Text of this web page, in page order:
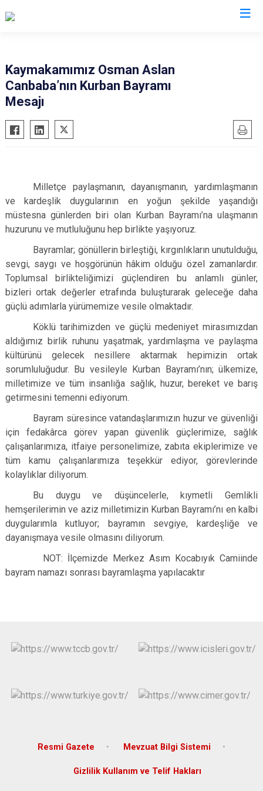
Büyükorhan
Gürsu
Karacabey
Keles
Mustafakemalpaşa
Osmangazi
Yenişehir
Yıldırım
Kaymakamımız Osman Aslan
Canbaba’nın Kurban Bayramı
Mesajı
Milletçe paylaşmanın, dayanışmanın, yardımlaşmanın
ve kardeşlik duygularının en yoğun şekilde yaşandığı
müstesna günlerden biri olan Kurban Bayramı’na ulaşmanın
huzurunu ve mutluluğunu hep birlikte yaşıyoruz.
Bayramlar; gönüllerin birleştiği, kırgınlıkların unutulduğu,
sevgi, saygı ve hoşgörünün hâkim olduğu özel zamanlardır.
Toplumsal birlikteliğimizi güçlendiren bu anlamlı günler,
bizleri ortak değerler etrafında buluşturarak geleceğe daha
güçlü adımlarla yürümemize vesile olmaktadır.
Köklü tarihimizden ve güçlü medeniyet mirasımızdan
aldığımız birlik ruhunu yaşatmak, yardımlaşma ve paylaşma
kültürünü gelecek nesillere aktarmak hepimizin ortak
sorumluluğudur. Bu vesileyle Kurban Bayramı’nın; ülkemize,
milletimize ve tüm insanlığa sağlık, huzur, bereket ve barış
getirmesini temenni ediyorum.
Bayram süresince vatandaşlarımızın huzur ve güvenliği
için fedakârca görev yapan güvenlik güçlerimize, sağlık
çalışanlarımıza, itfaiye personelimize, zabıta ekiplerimize ve
tüm kamu çalışanlarımıza teşekkür ediyor, görevlerinde
kolaylıklar diliyorum.
Bu duygu ve düşüncelerle, kıymetli Gemlikli
hemşerilerimin ve aziz milletimizin Kurban Bayramı’nı en kalbi
duygularımla kutluyor; bayramın sevgiye, kardeşliğe ve
dayanışmaya vesile olmasını diliyorum.
NOT: İlçemizde Merkez Asım Kocabıyık Camiinde
bayram namazı sonrası bayramlaşma yapılacaktır
Resmi Gazete Mevzuat Bilgi Sistemi
Gizlilik Kullanım ve Telif Hakları